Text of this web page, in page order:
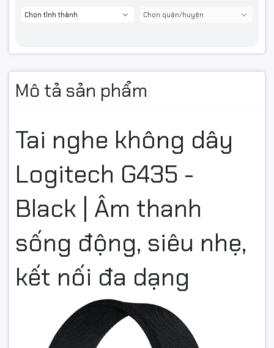
Mô tả sản phẩm
Tai nghe không dây
Logitech G435 -
Black | Âm thanh
sống động, siêu nhẹ,
kết nối đa dạng
Bảo hành chính hãng
Tai nghe không dây Logitech G435 được bảo hành
chính hãng, giúp người dùng yên tâm khi lựa chọn sản phẩm